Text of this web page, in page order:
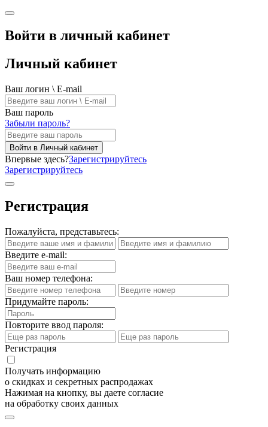
Войти в личный кабинет
Личный кабинет
Ваш логин \ E-mail
Ваш пароль
Забыли пароль?
Войти в Личный кабинет
Впервые здесь?Зарегистрируйтесь
Зарегистрируйтесь
Регистрация
Пожалуйста, представьтесь:
Введите e-mail:
Ваш номер телефона:
Придумайте пароль:
Повторите ввод пароля:
Регистрация
Получать информацию
о скидках и секретных распродажах
Нажимая на кнопку, вы даете согласие
на обработку своих данных